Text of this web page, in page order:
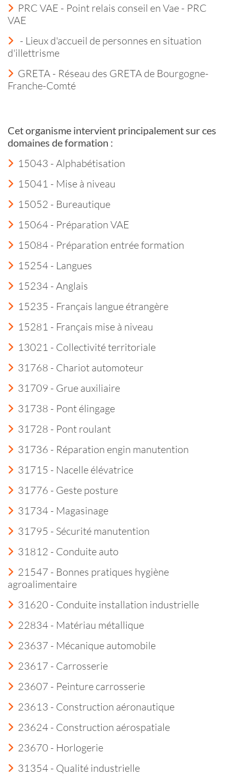
PRC VAE - Point relais conseil en Vae - PRC
VAE
- Lieux d'accueil de personnes en situation
d'illettrisme
GRETA - Réseau des GRETA de Bourgogne-
Franche-Comté
Cet organisme intervient principalement sur ces
domaines de formation :
15043 - Alphabétisation
15041 - Mise à niveau
15052 - Bureautique
15064 - Préparation VAE
15084 - Préparation entrée formation
15254 - Langues
15234 - Anglais
15235 - Français langue étrangère
15281 - Français mise à niveau
13021 - Collectivité territoriale
31768 - Chariot automoteur
31709 - Grue auxiliaire
31738 - Pont élingage
31728 - Pont roulant
31736 - Réparation engin manutention
31715 - Nacelle élévatrice
31776 - Geste posture
31734 - Magasinage
31795 - Sécurité manutention
31812 - Conduite auto
21547 - Bonnes pratiques hygiène
agroalimentaire
31620 - Conduite installation industrielle
22834 - Matériau métallique
23637 - Mécanique automobile
23617 - Carrosserie
23607 - Peinture carrosserie
23613 - Construction aéronautique
23624 - Construction aérospatiale
23670 - Horlogerie
31354 - Qualité industrielle